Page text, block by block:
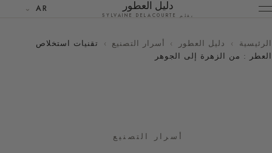
دليل العطور
بقلم SYLVAINE DELACOURTE
AR
الرئيسية › دليل العطور › أسرار التصنيع ›
تقنيات استخلاص
العطر : من الزهرة إلى الجوهر
أسرار التصنيع